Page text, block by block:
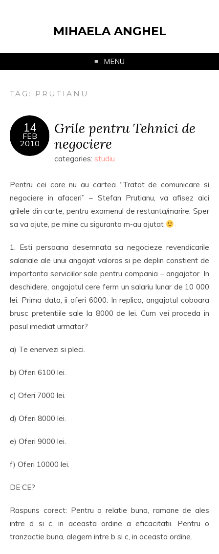
MIHAELA ANGHEL
MENU
TAG: PRUTIANU
14
FEB
2010
Grile pentru Tehnici de
negociere
categories: studiu
Pentru cei care nu au cartea “Tratat de comunicare si
negociere in afaceri” – Stefan Prutianu, va afisez aici
grilele din carte, pentru examenul de restanta/marire. Sper
sa va ajute, pe mine cu siguranta m-au ajutat
1. Esti persoana desemnata sa negocieze revendicarile
salariale ale unui angajat valoros si pe deplin constient de
importanta serviciilor sale pentru compania – angajator. In
deschidere, angajatul cere ferm un salariu lunar de 10 000
lei. Prima data, ii oferi 6000. In replica, angajatul coboara
brusc pretentiile sale la 8000 de lei. Cum vei proceda in
pasul imediat urmator?
a) Te enervezi si pleci.
b) Oferi 6100 lei.
c) Oferi 7000 lei.
d) Oferi 8000 lei.
e) Oferi 9000 lei.
f) Oferi 10000 lei.
DE CE?
Raspuns corect: Pentru o relatie buna, ramane de ales
intre d si c, in aceasta ordine a eficacitatii. Pentru o
tranzactie buna, alegem intre b si c, in aceasta ordine.